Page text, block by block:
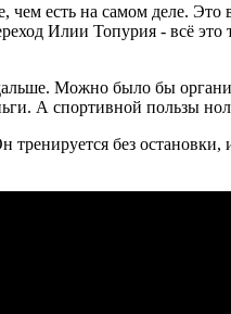
есть на самом деле.
Илии Топурия - всё
Можно было бы
А спортивной пользы
без